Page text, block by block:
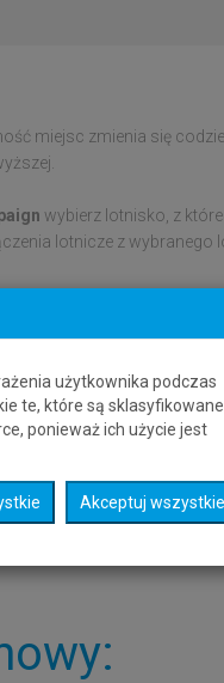
miejsc zmienia się
wybierz lotnisko, z
lotnicze z wybranego
użytkownika podczas
te, które są
ponieważ ich użycie jest
Akceptuj wszystkie